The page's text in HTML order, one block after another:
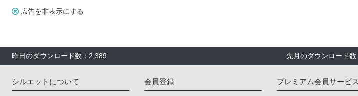
広告を非表示にする
昨日のダウンロード数：2,389 先月のダウンロード数
シルエットについて 会員登録 プレミアム会員サービス